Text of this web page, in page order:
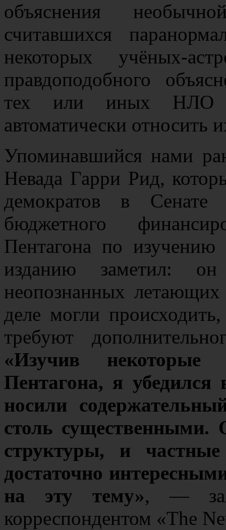
объяснения
считавшихся
некоторых учёных-
правдоподобного
тех или иных НЛО
автоматически относить
Упоминавшийся нами
Невада Гарри Рид,
демократов в
бюджетного
Пентагона по
изданию заметил: он
неопознанных
деле могли
требуют
«Изучив некоторые
Пентагона, я
носили
столь существенными.
структуры, и частные
достаточно
на эту тему», —
корреспондентом «The